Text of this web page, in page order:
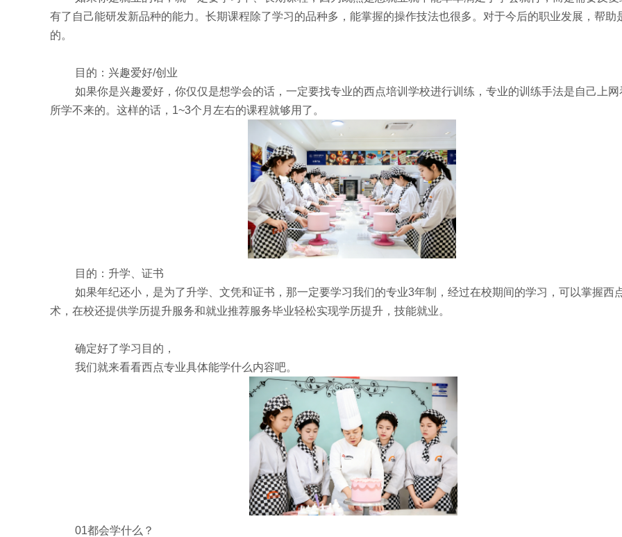
有了自己能研发新品种的能力。长期课程除了学习的品种多，能掌握的操作技法也很多。对于今后的职业发展，帮助
的。
目的：兴趣爱好/创业
如果你是兴趣爱好，你仅仅是想学会的话，一定要找专业的西点培训学校进行训练，专业的训练手法是自己上网
所学不来的。这样的话，1~3个月左右的课程就够用了。
目的：升学、证书
如果年纪还小，是为了升学、文凭和证书，那一定要学习我们的专业3年制，经过在校期间的学习，可以掌握西
术，在校还提供学历提升服务和就业推荐服务毕业轻松实现学历提升，技能就业。
确定好了学习目的，
我们就来看看西点专业具体能学什么内容吧。
01都会学什么？